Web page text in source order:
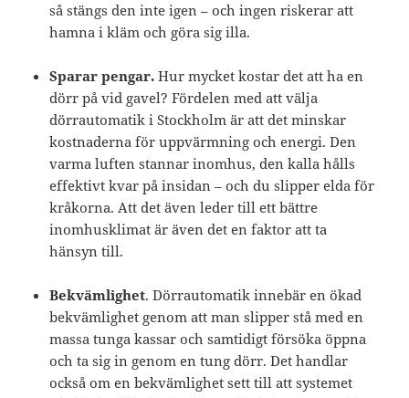
så stängs den inte igen – och ingen riskerar att
hamna i kläm och göra sig illa.
Sparar pengar. Hur mycket kostar det att ha en
dörr på vid gavel? Fördelen med att välja
dörrautomatik i Stockholm är att det minskar
kostnaderna för uppvärmning och energi. Den
varma luften stannar inomhus, den kalla hålls
effektivt kvar på insidan – och du slipper elda för
kråkorna. Att det även leder till ett bättre
inomhusklimat är även det en faktor att ta
hänsyn till.
Bekvämlighet. Dörrautomatik innebär en ökad
bekvämlighet genom att man slipper stå med en
massa tunga kassar och samtidigt försöka öppna
och ta sig in genom en tung dörr. Det handlar
också om en bekvämlighet sett till att systemet